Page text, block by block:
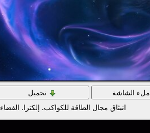
ملء الشاشة
تحميل
انبثاق مجال الطاقة للكواكب. إلكترا. الفضاء